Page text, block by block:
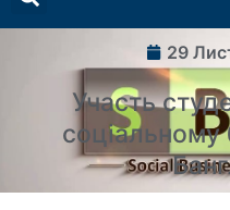
29
Участь
соціальному